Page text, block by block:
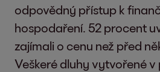
odpovědný přístup k
hospodaření. 52 procent
zajímali o cenu než před
Veškeré dluhy vytvořené v